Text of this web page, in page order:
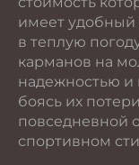
имеет удобный
в теплую
карманов на
надежностью и
боясь их
повседневной
спортивном